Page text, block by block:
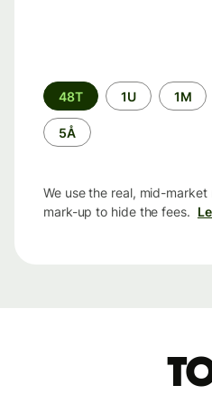
Time
period
48T 1U 1M
5Å
We use the real, mid-
mark-up to hide the fees.